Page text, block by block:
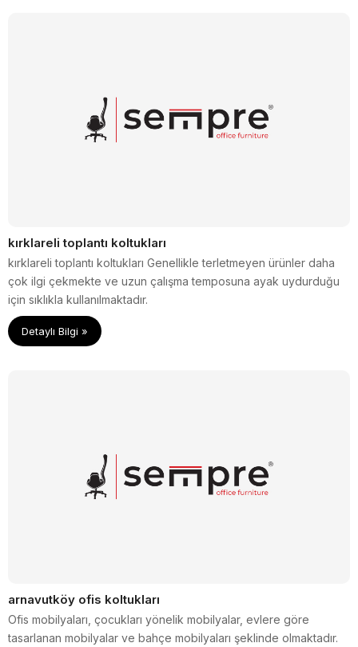
kırklareli toplantı koltukları
kırklareli toplantı koltukları Genellikle terletmeyen ürünler daha
çok ilgi çekmekte ve uzun çalışma temposuna ayak uydurduğu
için sıklıkla kullanılmaktadır.
Detaylı Bilgi »
arnavutköy ofis koltukları
Ofis mobilyaları, çocukları yönelik mobilyalar, evlere göre
tasarlanan mobilyalar ve bahçe mobilyaları şeklinde olmaktadır.